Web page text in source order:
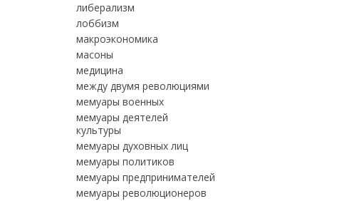
либерализм
лоббизм
макроэкономика
масоны
медицина
между двумя революциями
мемуары военных
мемуары деятелей
культуры
мемуары духовных лиц
мемуары политиков
мемуары предпринимателей
мемуары революционеров